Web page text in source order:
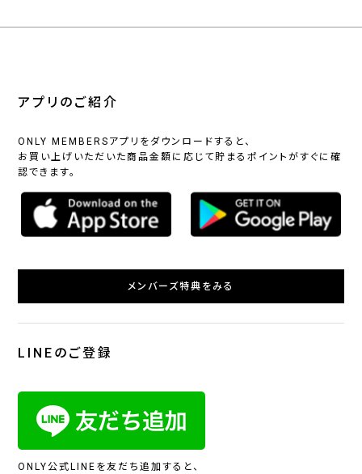
アプリのご紹介
ONLY MEMBERSアプリをダウンロードすると、
お買い上げいただいた商品金額に応じて貯まるポイントがすぐに確
認できます。
メンバーズ特典をみる
LINEのご登録
ONLY公式LINEを友だち追加すると、